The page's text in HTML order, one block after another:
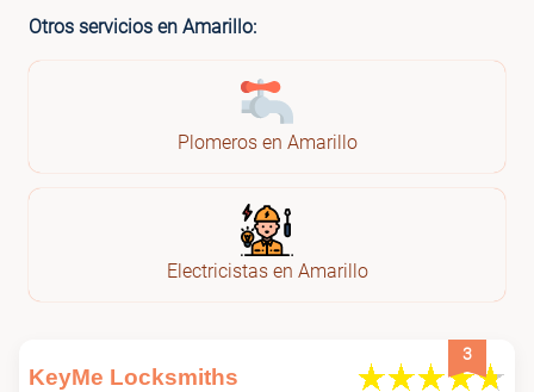
Otros servicios en Amarillo:
Plomeros en Amarillo
Electricistas en Amarillo
3
KeyMe Locksmiths